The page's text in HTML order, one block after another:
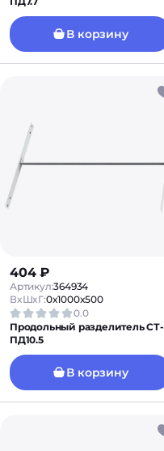
В корзину
404 ₽
Артикул:364934
ВxШxГ:0x1000x500
0.0
Продольный разделитель СТ-
ПД10.5
В корзину